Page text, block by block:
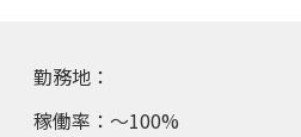
勤務地：
稼働率：～100%